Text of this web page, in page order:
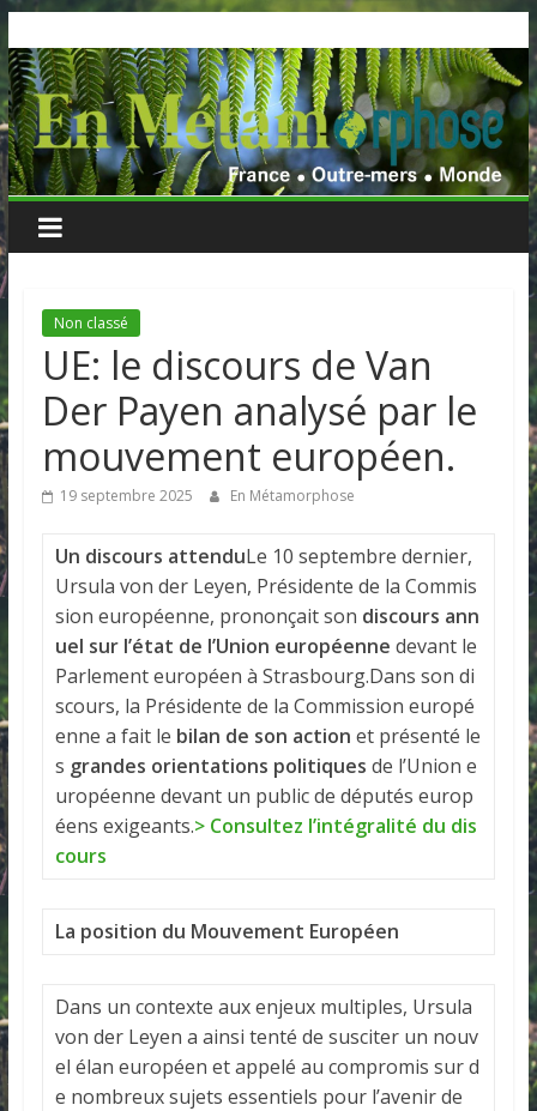
to
content
Non classé
UE: le discours de Van
Der Payen analysé par le
mouvement européen.
19 septembre 2025 En Métamorphose
Un discours attenduLe 10 septembre dernier,
Ursula von der Leyen, Présidente de la Commis
sion européenne, prononçait son discours ann
uel sur l’état de l’Union européenne devant le
Parlement européen à Strasbourg.Dans son di
scours, la Présidente de la Commission europé
enne a fait le bilan de son action et présenté le
s grandes orientations politiques de l’Union e
uropéenne devant un public de députés europ
éens exigeants.> Consultez l’intégralité du dis
cours
La position du Mouvement Européen
Dans un contexte aux enjeux multiples, Ursula
von der Leyen a ainsi tenté de susciter un nouv
el élan européen et appelé au compromis sur d
e nombreux sujets essentiels pour l’avenir de